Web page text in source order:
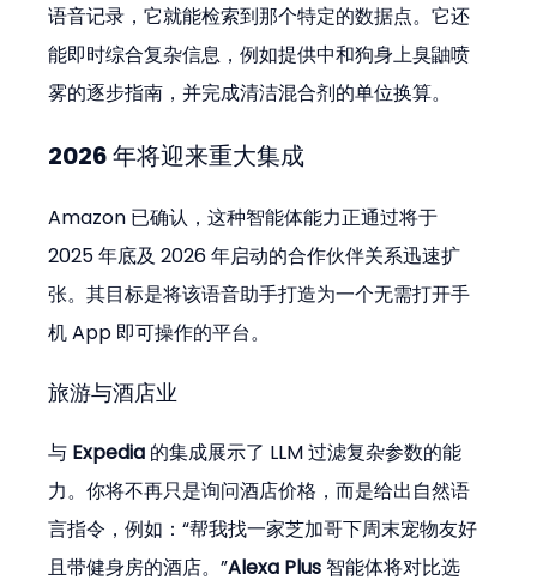
语音记录，它就能检索到那个特定的数据点。它还
能即时综合复杂信息，例如提供中和狗身上臭鼬喷
雾的逐步指南，并完成清洁混合剂的单位换算。
2026 年将迎来重大集成
Amazon 已确认，这种智能体能力正通过将于
2025 年底及 2026 年启动的合作伙伴关系迅速扩
张。其目标是将该语音助手打造为一个无需打开手
机 App 即可操作的平台。
旅游与酒店业
与 Expedia 的集成展示了 LLM 过滤复杂参数的能
力。你将不再只是询问酒店价格，而是给出自然语
言指令，例如：“帮我找一家芝加哥下周末宠物友好
且带健身房的酒店。”Alexa Plus 智能体将对比选